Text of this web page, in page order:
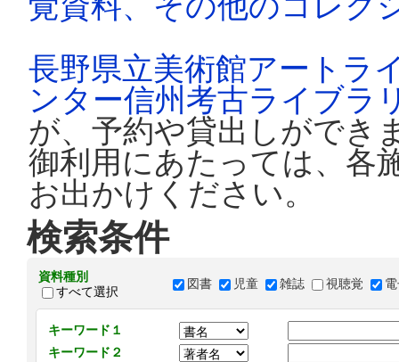
長野県立美術館アートラ
ンター信州考古ライブラ
が、予約や貸出しができ
御利用にあたっては、各
お出かけください。
検索条件
資料種別
すべて選択
図書 児童 雑誌 視聴覚
キーワード１
キーワード２